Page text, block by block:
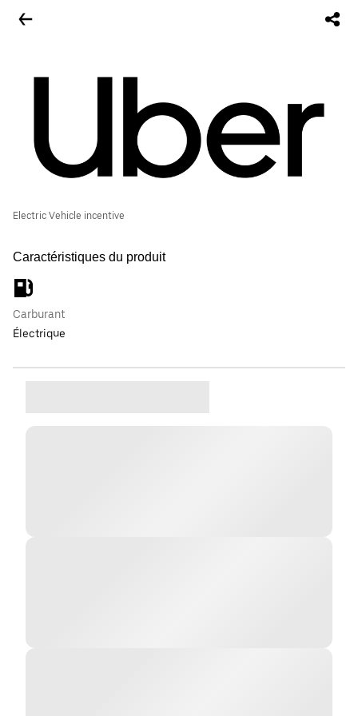
Electric Vehicle incentive
Caractéristiques du produit
Carburant
Électrique